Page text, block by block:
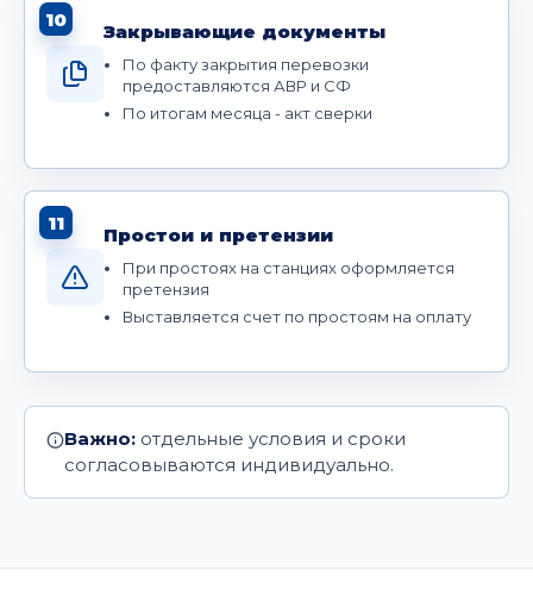
10
Закрывающие документы
По факту закрытия перевозки
предоставляются АВР и СФ
По итогам месяца - акт сверки
11
Простои и претензии
При простоях на станциях оформляется
претензия
Выставляется счет по простоям на оплату
Важно: отдельные условия и сроки
согласовываются индивидуально.